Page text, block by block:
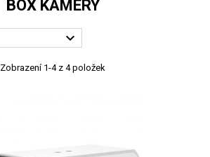
BOX KAMERY

Zobrazení 1-4 z 4 položek